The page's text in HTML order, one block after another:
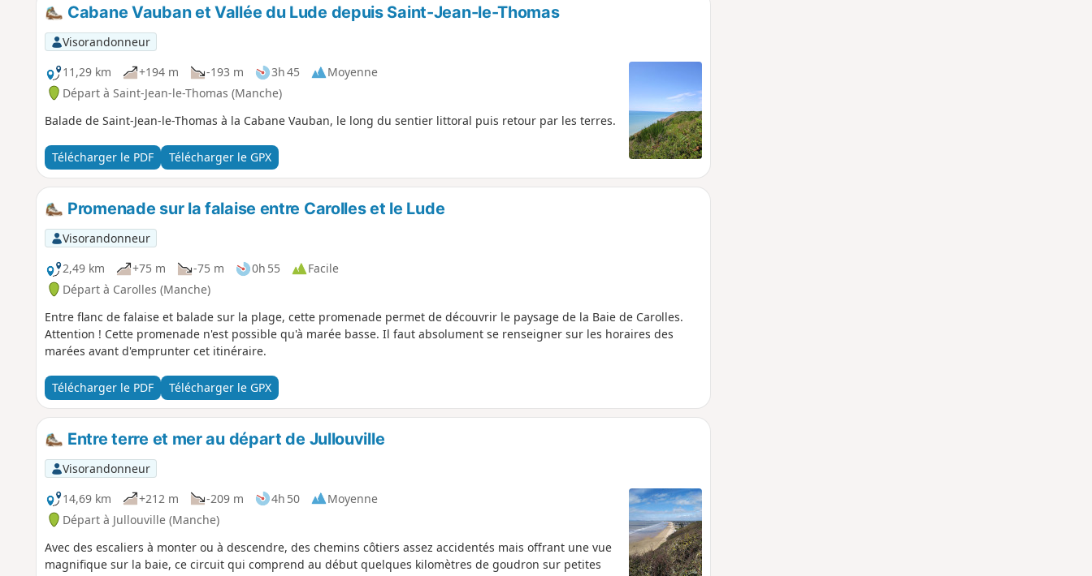
Cabane Vauban et Vallée du Lude depuis Saint-Jean-le-Thomas
Visorandonneur
11,29 km
+194 m -193 m 3h 45
Moyenne
Départ à Saint-Jean-le-Thomas (Manche)
Balade de Saint-Jean-le-Thomas à la Cabane Vauban, le long du sentier littoral puis retour par les terres.
Télécharger le PDF Télécharger le GPX
Promenade sur la falaise entre Carolles et le Lude
Visorandonneur
2,49 km
+75 m -75 m 0h 55
Facile
Départ à Carolles (Manche)
Entre flanc de falaise et balade sur la plage, cette promenade permet de découvrir le paysage de la Baie de Carolles.
Attention ! Cette promenade n'est possible qu'à marée basse. Il faut absolument se renseigner sur les horaires des
marées avant d'emprunter cet itinéraire.
Télécharger le PDF Télécharger le GPX
Entre terre et mer au départ de Jullouville
Visorandonneur
14,69 km
+212 m -209 m 4h 50
Moyenne
Départ à Jullouville (Manche)
Avec des escaliers à monter ou à descendre, des chemins côtiers assez accidentés mais offrant une vue
magnifique sur la baie, ce circuit qui comprend au début quelques kilomètres de goudron sur petites